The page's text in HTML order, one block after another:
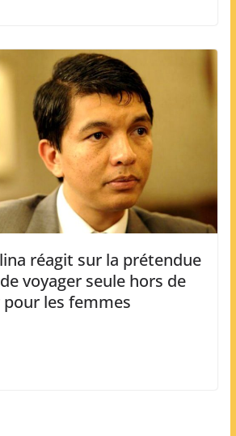
réagit sur la prétendue
voyager seule hors de
pour les femmes